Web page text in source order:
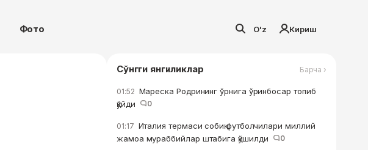
Фото O'z Кириш
Сўнгги янгиликлар Барча ›
01:52 Мареска Родрининг ўрнига ўринбосар топиб
қўйди
0
01:17 Италия термаси собиқ футболчилари миллий
жамоа мураббийлар штабига қўшилди
0